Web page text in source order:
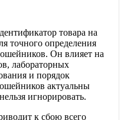
товара на
точного определения
Он влияет на
лабораторных
и порядок
актуальны
игнорировать.
к сбою всего